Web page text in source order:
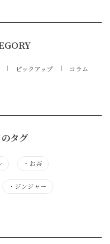
ピックアップ コラム
タグ
・ お茶
・ ジンジャー